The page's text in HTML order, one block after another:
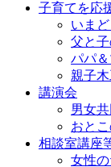
子育てを応
いま
父と
パパ
親子
講演会
男女
おと
相談室講座
女性